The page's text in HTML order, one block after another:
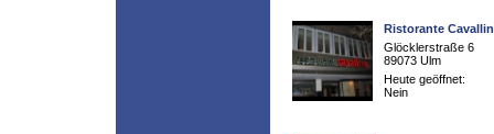
Ristorante
Glöcklerstraße 6
89073 Ulm
Heute geöffnet:
Nein